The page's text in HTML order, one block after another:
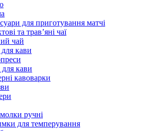
для приготування матчі
та трав’яні чаї
чай
кави
кави
кавоварки
ручні
для темперування